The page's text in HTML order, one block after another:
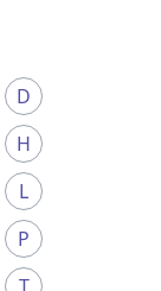
D
H
L
P